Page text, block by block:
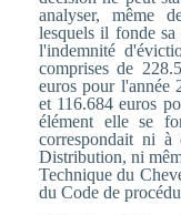
analyser, même
lesquels il fonde
l'indemnité
comprises de
euros pour l'année
et 116.684 euros
élément elle se
correspondait ni à
Distribution, ni
Technique du
du Code de